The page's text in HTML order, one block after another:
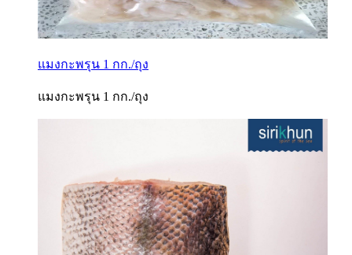
แมงกะพรุน 1 กก./ถุง
แมงกะพรุน 1 กก./ถุง